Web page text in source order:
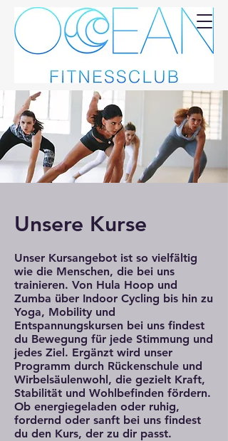
Ocean
Fitnessclub
Unsere Kurse
Unser Kursangebot ist so vielfältig
wie die Menschen, die bei uns
trainieren. Von Hula Hoop und
Zumba über Indoor Cycling bis hin zu
Yoga, Mobility und
Entspannungskursen bei uns findest
du Bewegung für jede Stimmung und
jedes Ziel. Ergänzt wird unser
Programm durch Rückenschule und
Wirbelsäulenwohl, die gezielt Kraft,
Stabilität und Wohlbefinden fördern.
Ob energiegeladen oder ruhig,
fordernd oder sanft bei uns findest
du den Kurs, der zu dir passt.